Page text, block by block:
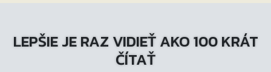
si
môžete
LEPŠIE JE RAZ VIDIEŤ AKO 100 KRÁT
ČÍTAŤ